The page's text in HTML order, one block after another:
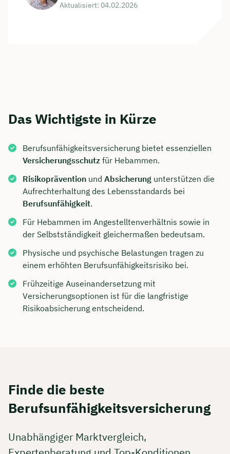
Aktualisiert: 04.02.2026
Das Wichtigste in Kürze
Berufsunfähigkeitsversicherung bietet essenziellen
Versicherungsschutz für Hebammen.
Risikoprävention und Absicherung unterstützen die
Aufrechterhaltung des Lebensstandards bei
Berufsunfähigkeit.
Für Hebammen im Angestelltenverhältnis sowie in
der Selbstständigkeit gleichermaßen bedeutsam.
Physische und psychische Belastungen tragen zu
einem erhöhten Berufsunfähigkeitsrisiko bei.
Frühzeitige Auseinandersetzung mit
Versicherungsoptionen ist für die langfristige
Risikoabsicherung entscheidend.
Finde die beste
Berufsunfähigkeitsversicherung
Unabhängiger Marktvergleich,